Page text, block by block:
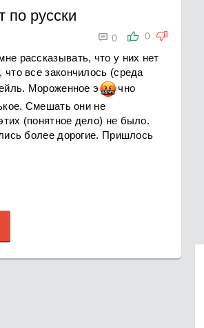
по русски
0
 0
рассказывать, что у них нет
все закончилось (среда
Мороженноеэ чно
Смешать они не
(понятное дело) не было.
более дорогие. Пришлось